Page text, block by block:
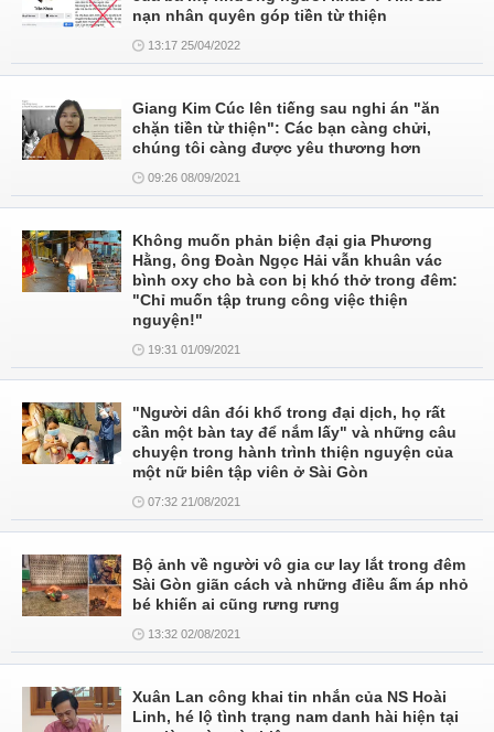
nạn nhân quyên góp tiền từ thiện
13:17 25/04/2022
Giang Kim Cúc lên tiếng sau nghi án "ăn
chặn tiền từ thiện": Các bạn càng chửi,
chúng tôi càng được yêu thương hơn
09:26 08/09/2021
Không muốn phản biện đại gia Phương
Hằng, ông Đoàn Ngọc Hải vẫn khuân vác
bình oxy cho bà con bị khó thở trong đêm:
"Chỉ muốn tập trung công việc thiện
nguyện!"
19:31 01/09/2021
"Người dân đói khổ trong đại dịch, họ rất
cần một bàn tay để nắm lấy" và những câu
chuyện trong hành trình thiện nguyện của
một nữ biên tập viên ở Sài Gòn
07:32 21/08/2021
Bộ ảnh về người vô gia cư lay lắt trong đêm
Sài Gòn giãn cách và những điều ấm áp nhỏ
bé khiến ai cũng rưng rưng
13:32 02/08/2021
Xuân Lan công khai tin nhắn của NS Hoài
Linh, hé lộ tình trạng nam danh hài hiện tại